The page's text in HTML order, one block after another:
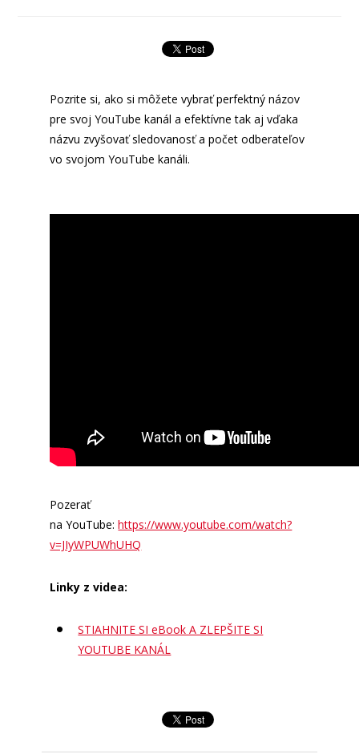
Pozrite si, ako si môžete vybrať perfektný názov
pre svoj YouTube kanál a efektívne tak aj vďaka
názvu zvyšovať sledovanosť a počet odberateľov
vo svojom YouTube kanáli.
Pozerať
na YouTube:https://www.youtube.com/watch?
v=JIyWPUWhUHQ
Linky z videa:
STIAHNITE SI eBook A ZLEPŠITE SI
YOUTUBE KANÁL